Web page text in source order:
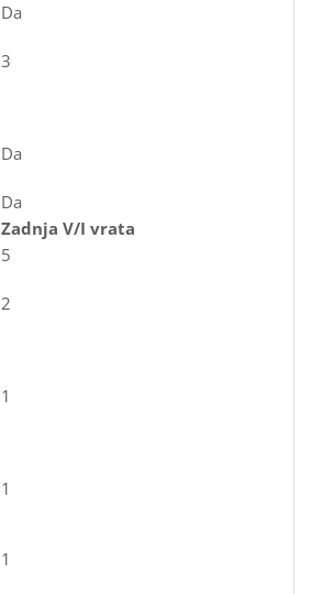
Da
3
Da
Da
Zadnja V/I vrata
5
2
1
1
1